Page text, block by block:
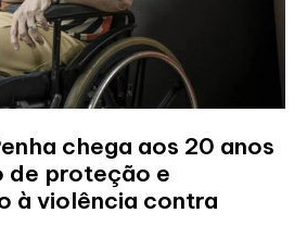
chega aos 20 anos
de proteção e
à violência contra